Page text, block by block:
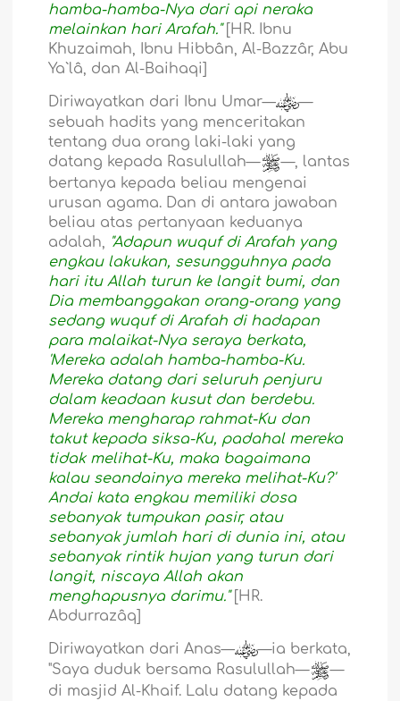
hamba-hamba-Nya dari api neraka
melainkan hari Arafah."[HR. Ibnu
Khuzaimah, Ibnu Hibbân, Al-Bazzâr, Abu
Ya`lâ, dan Al-Baihaqi]
Diriwayatkan dari Ibnu Umar—
—
sebuah hadits yang menceritakan
tentang dua orang laki-laki yang
datang kepada Rasulullah—
—, lantas
bertanya kepada beliau mengenai
urusan agama. Dan di antara jawaban
beliau atas pertanyaan keduanya
adalah, "Adapun wuquf di Arafah yang
engkau lakukan, sesungguhnya pada
hari itu Allah turun ke langit bumi, dan
Dia membanggakan orang-orang yang
sedang wuquf di Arafah di hadapan
para malaikat-Nya seraya berkata,
'Mereka adalah hamba-hamba-Ku.
Mereka datang dari seluruh penjuru
dalam keadaan kusut dan berdebu.
Mereka mengharap rahmat-Ku dan
takut kepada siksa-Ku, padahal mereka
tidak melihat-Ku, maka bagaimana
kalau seandainya mereka melihat-Ku?'
Andai kata engkau memiliki dosa
sebanyak tumpukan pasir, atau
sebanyak jumlah hari di dunia ini, atau
sebanyak rintik hujan yang turun dari
langit, niscaya Allah akan
menghapusnya darimu."[HR.
Abdurrazâq]
Diriwayatkan dari Anas—
—ia berkata,
"Saya duduk bersama Rasulullah—
—
di masjid Al-Khaif. Lalu datang kepada